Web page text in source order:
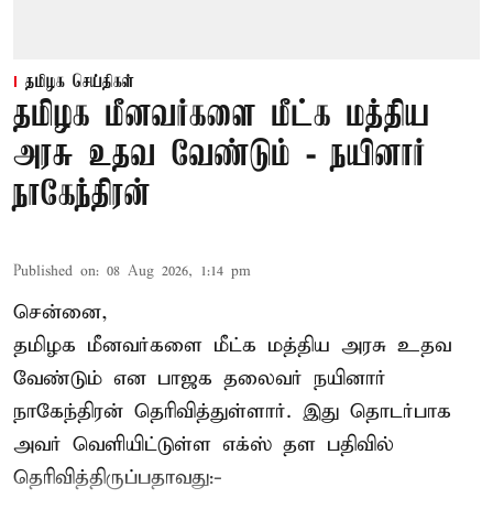
தமிழக செய்திகள்
தமிழக மீனவர்களை மீட்க மத்திய
அரசு உதவ வேண்டும் - நயினார்
நாகேந்திரன்
Published on: 08 Aug 2026, 1:14 pm
சென்னை,
தமிழக மீனவர்களை மீட்க மத்திய அரசு உதவ
வேண்டும் என பாஜக தலைவர் நயினார்
நாகேந்திரன் தெரிவித்துள்ளார். இது தொடர்பாக
அவர் வெளியிட்டுள்ள எக்ஸ் தள பதிவில்
தெரிவித்திருப்பதாவது:-